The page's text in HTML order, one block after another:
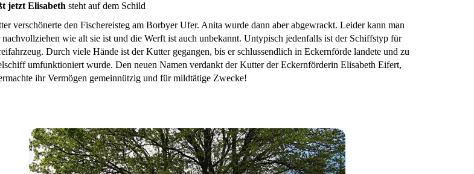
jetzt Elisabeth steht auf dem Schild
verschönerte den Fischereisteg am Borbyer Ufer. Anita wurde dann aber abgewrackt. Leider kann man
wie alt sie ist und die Werft ist auch unbekannt. Untypisch jedenfalls ist der Schiffstyp für
Durch viele Hände ist der Kutter gegangen, bis er schlussendlich in Eckernförde landete und zu
umfunktioniert wurde. Den neuen Namen verdankt der Kutter der Eckernförderin Elisabeth Eifert,
ihr Vermögen gemeinnützig und für mildtätige Zwecke!